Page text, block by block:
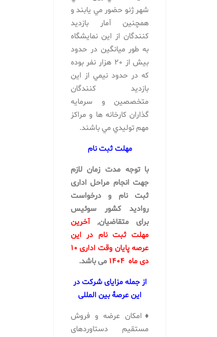
شهر ژنو حضور مي يابند و
همچنين آمار بازديد
كنندگان از اين نمايشگاه
به طور ميانگين در حدود
بیش از 20 هزار نفر بوده
كه در حدود نيمي از اين
بازديد كنندگان
متخصصين و سرمايه
گذاران كارخانه ها و مراكز
مهم توليدي مي باشند.
مهلت ثبت نام
با توجه مدت زمان لازم
جهت انجام مراحل اداری
ثبت نام و درخواست
روادید کشور سوئیس
برای متقاضیان,آخرین
مهلت ثبت نام در این
عرصه پایان وقت اداری 10
دی ماه 1404
می باشد.
از جمله مزایای شرکت در
این عرصۀ بین المللی
♦امکان عرضه و فروش
مستقیم دستاوردهای